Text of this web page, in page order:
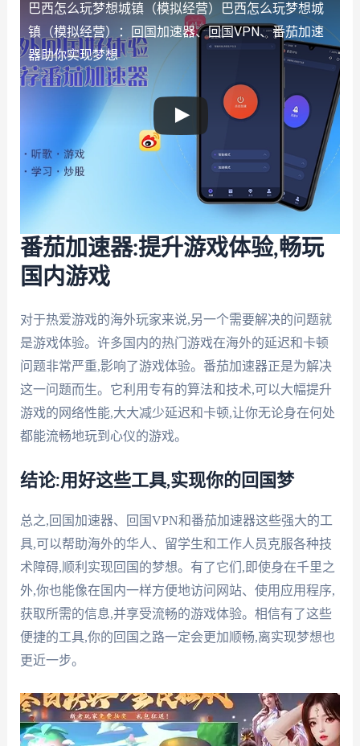
巴西怎么玩梦想城镇（模拟经营）
巴西怎么玩梦想城
镇（模拟经营）：回国加速器、回国VPN、番茄加速
器助你实现梦想
番茄加速器:提升游戏体验,畅玩
国内游戏
对于热爱游戏的海外玩家来说,另一个需要解决的问题就
是游戏体验。许多国内的热门游戏在海外的延迟和卡顿
问题非常严重,影响了游戏体验。番茄加速器正是为解决
这一问题而生。它利用专有的算法和技术,可以大幅提升
游戏的网络性能,大大减少延迟和卡顿,让你无论身在何处
都能流畅地玩到心仪的游戏。
结论:用好这些工具,实现你的回国梦
总之,回国加速器、回国VPN和番茄加速器这些强大的工
具,可以帮助海外的华人、留学生和工作人员克服各种技
术障碍,顺利实现回国的梦想。有了它们,即使身在千里之
外,你也能像在国内一样方便地访问网站、使用应用程序,
获取所需的信息,并享受流畅的游戏体验。相信有了这些
便捷的工具,你的回国之路一定会更加顺畅,离实现梦想也
更近一步。